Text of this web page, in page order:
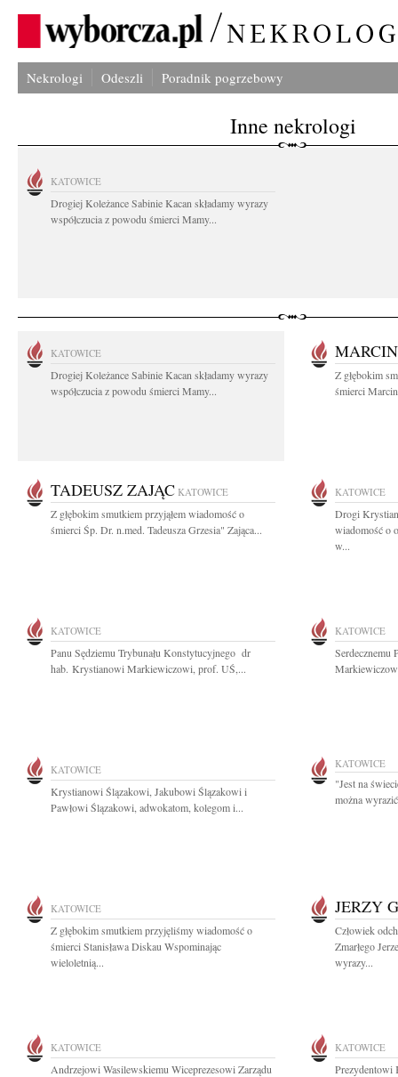
Nekrologi Odeszli Poradnik pogrzebowy
Inne nekrologi
KATOWICE
Drogiej Koleżance Sabinie Kacan składamy wyrazy
współczucia z powodu śmierci Mamy...
KATOWICE
Drogiej Koleżance Sabinie Kacan składamy wyrazy
współczucia z powodu śmierci Mamy...
Z głębokim
śmierci
TADEUSZ ZAJĄC KATOWICE
Z głębokim smutkiem przyjąłem wiadomość o
śmierci Śp. Dr. n.med. Tadeusza Grzesia" Zająca...
KATOWICE
Drogi
wiadomość o
w...
KATOWICE
Panu Sędziemu Trybunału Konstytucyjnego dr
hab. Krystianowi Markiewiczowi, prof. UŚ,...
KATOWICE
KATOWICE
Krystianowi Ślązakowi, Jakubowi Ślązakowi i
Pawłowi Ślązakowi, adwokatom, kolegom i...
KATOWICE
"Jest na
można
KATOWICE
Z głębokim smutkiem przyjęliśmy wiadomość o
śmierci Stanisława Diskau Wspominając
wieloletnią...
JERZY
Człowiek
Zmarłego
wyrazy...
KATOWICE
Andrzejowi Wasilewskiemu Wiceprezesowi Zarządu
KATOWICE
Prezydentowi